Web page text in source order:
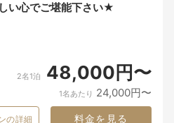
い心でご堪能下さい★
2名1泊 48,000円〜
1名あたり 24,000円〜
の詳細 料金を見る